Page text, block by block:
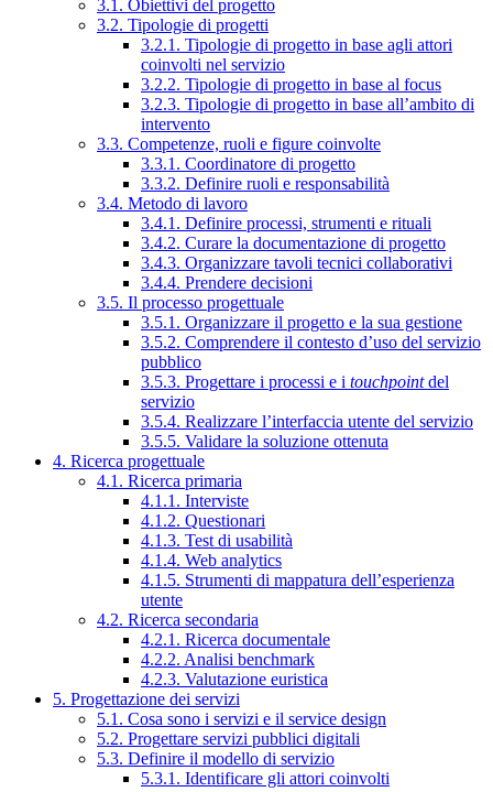
3.1. Obiettivi del progetto
3.2. Tipologie di progetti
3.2.1. Tipologie di progetto in base agli attori
coinvolti nel servizio
3.2.2. Tipologie di progetto in base al focus
3.2.3. Tipologie di progetto in base all’ambito di
intervento
3.3. Competenze, ruoli e figure coinvolte
3.3.1. Coordinatore di progetto
3.3.2. Definire ruoli e responsabilità
3.4. Metodo di lavoro
3.4.1. Definire processi, strumenti e rituali
3.4.2. Curare la documentazione di progetto
3.4.3. Organizzare tavoli tecnici collaborativi
3.4.4. Prendere decisioni
3.5. Il processo progettuale
3.5.1. Organizzare il progetto e la sua gestione
3.5.2. Comprendere il contesto d’uso del servizio
pubblico
3.5.3. Progettare i processi e i touchpointdel
servizio
3.5.4. Realizzare l’interfaccia utente del servizio
3.5.5. Validare la soluzione ottenuta
4. Ricerca progettuale
4.1. Ricerca primaria
4.1.1. Interviste
4.1.2. Questionari
4.1.3. Test di usabilità
4.1.4. Web analytics
4.1.5. Strumenti di mappatura dell’esperienza
utente
4.2. Ricerca secondaria
4.2.1. Ricerca documentale
4.2.2. Analisi benchmark
4.2.3. Valutazione euristica
5. Progettazione dei servizi
5.1. Cosa sono i servizi e il service design
5.2. Progettare servizi pubblici digitali
5.3. Definire il modello di servizio
5.3.1. Identificare gli attori coinvolti